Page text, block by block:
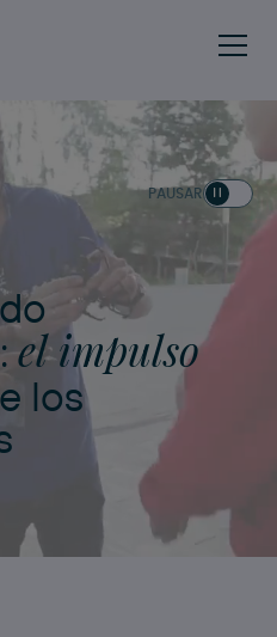
PAUSAR
el impulso
los